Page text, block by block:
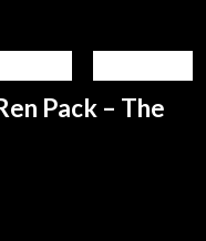
Pack – The